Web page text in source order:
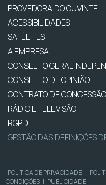
PROVEDORA DO OUVINTE
ACESSIBILIDADES
SATÉLITES
A EMPRESA
CONSELHO GERAL
CONSELHO DE OPINIÃO
CONTRATO DE
RÁDIO E TELEVISÃO
RGPD
GESTÃO DAS DEFINIÇÕES
POLÍTICA DE PRIVACIDADE |
CONDIÇÕES | PUBLICIDADE